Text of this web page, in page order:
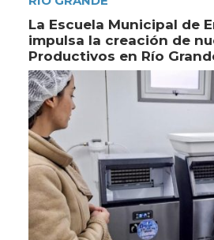
La Escuela Municipal de
impulsa la creación de
Productivos en Río